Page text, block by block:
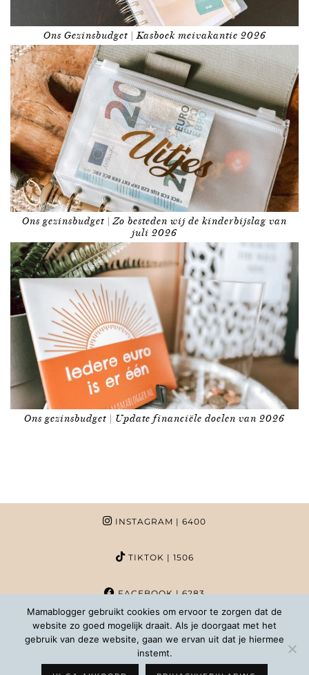
Ons Gezinsbudget | Kasboek meivakantie 2026
Ons gezinsbudget | Zo besteden wij de kinderbijslag van
juli 2026
Ons gezinsbudget | Update financiële doelen van 2026
INSTAGRAM | 6400
TIKTOK | 1506
FACEBOOK| 6283
PINTEREST | 1020
Mamablogger gebruikt cookies om ervoor te zorgen dat de
website zo goed mogelijk draait. Als je doorgaat met het
gebruik van deze website, gaan we ervan uit dat je hiermee
instemt.